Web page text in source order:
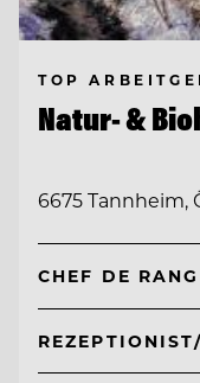
TOP
Natur- &
6675 Tannheim,
CHEF DE RANG